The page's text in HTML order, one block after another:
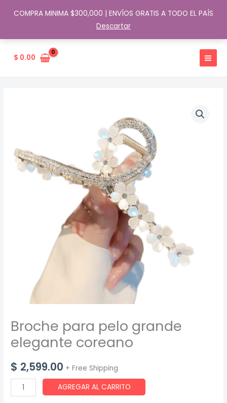
COMPRA MINIMA $300,000 | ENVÍOS GRATIS A TODO EL PAÍS
Descartar
$ 0.00
Broche para pelo grande
elegante coreano
$ 2,599.00 + Free Shipping
Broche
para
AGREGAR AL CARRITO